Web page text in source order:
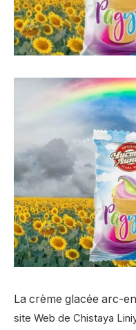
La crème glacée arc-
site Web de Chistaya